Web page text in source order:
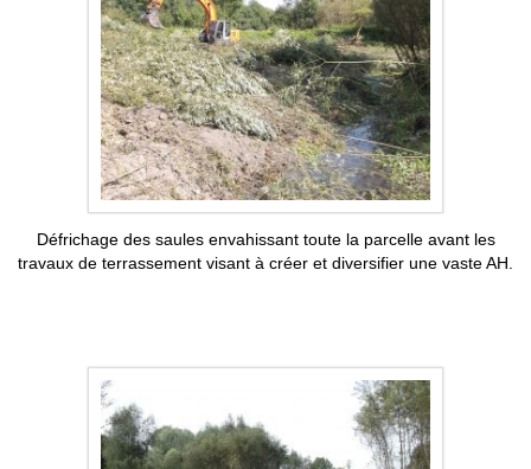
Défrichage des saules envahissant toute la parcelle avant les
travaux de terrassement visant à créer et diversifier une vaste AH.